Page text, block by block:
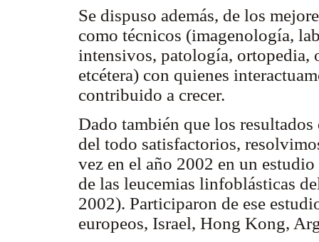
Se dispuso además, de los
como técnicos (imagenología,
intensivos, patología,
etcétera) con quienes
contribuido a crecer.
Dado también que los
del todo satisfactorios,
vez en el año 2002 en un
de las leucemias linfoblásticas
2002). Participaron de ese
europeos, Israel, Hong Kong,